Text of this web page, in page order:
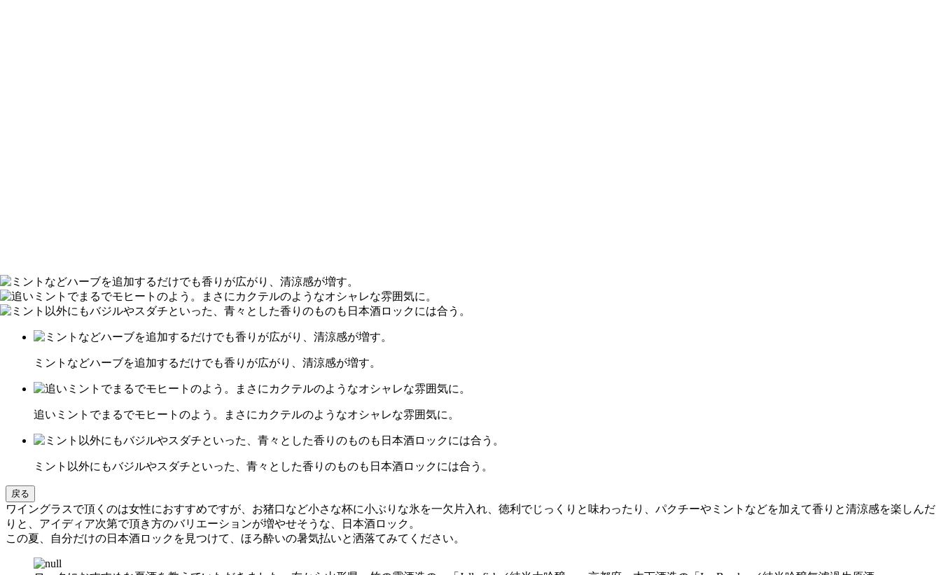
ミントなどハーブを追加するだけでも香りが広がり、清涼感が増す。
追いミントでまるでモヒートのよう。まさにカクテルのようなオシャレな雰囲気に。
ミント以外にもバジルやスダチといった、青々とした香りのものも日本酒ロックには合う。
戻る
ワイングラスで頂くのは女性におすすめですが、お猪口など小さな杯に小ぶりな氷を一欠片入れ、徳利でじっくりと味わったり、パクチーやミントなどを加えて香りと清涼感を楽しんだ
りと、アイディア次第で頂き方のバリエーションが増やせそうな、日本酒ロック。
この夏、自分だけの日本酒ロックを見つけて、ほろ酔いの暑気払いと洒落てみてください。